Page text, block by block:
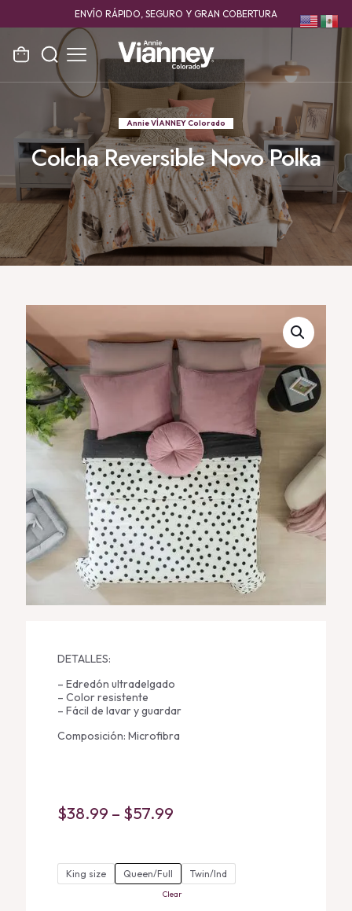
ENVÍO RÁPIDO, SEGURO Y GRAN COBERTURA
Annie VÍANNEY Colorado
Colcha Reversible Novo Polka
DETALLES:
– Edredón ultradelgado
– Color resistente
– Fácil de lavar y guardar
Composición: Microfibra
$38.99 – $57.99
through
$57.99
King size Queen/Full Twin/Ind
Clear